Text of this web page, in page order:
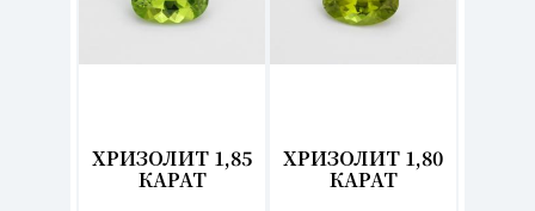
ХРИЗОЛИТ 1,85
КАРАТ
ХРИЗОЛИТ 1,80
КАРАТ